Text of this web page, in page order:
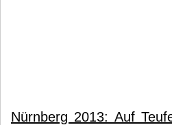
Nürnberg 2013: Auf